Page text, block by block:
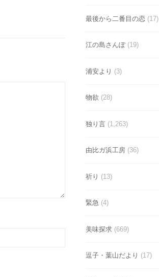
最後から二番目の恋(17)
江の島さんぽ(19)
浦安より (3)
物欲 (28)
独り言(1,263)
由比ガ浜工房(36)
祈り (13)
緊急 (4)
美味探求(669)
逗子・葉山だより (17)